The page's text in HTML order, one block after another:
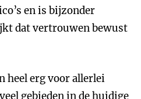
en is bijzonder
dat vertrouwen bewust
heel erg voor allerlei
gebieden in de huidige